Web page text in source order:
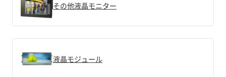
その他液晶モニター
液晶モジュール